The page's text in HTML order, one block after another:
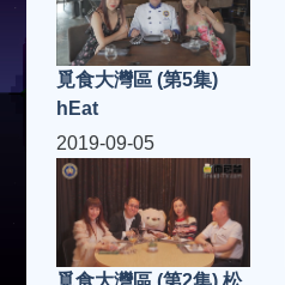
覓食大灣區 (第5集)
hEat
2019-09-05
覓食大灣區 (第2集) 松